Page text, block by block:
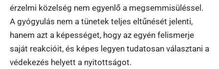
érzelmi közelség nem egyenlő a megsemmisüléssel.
A gyógyulás nem a tünetek teljes eltűnését jelenti,
hanem azt a képességet, hogy az egyén felismerje
saját reakcióit, és képes legyen tudatosan választani a
védekezés helyett a nyitottságot.